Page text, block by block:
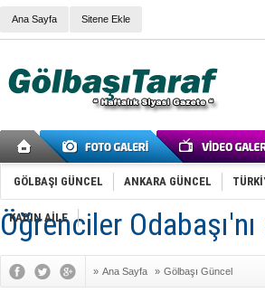
Ana Sayfa Sitene Ekle
GÖLBAŞI GÜNCEL ANKARA GÜNCEL
KADIN AİLE
Öğrenciler
» Ana Sayfa » Gölbaşı Güncel